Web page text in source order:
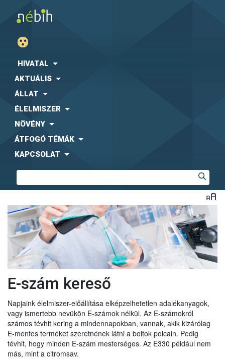
HIVATAL
AKTUÁLIS
ÁLLAT
ÉLELMISZER
NÖVÉNY
ÁTFOGÓ TÉMÁK
KAPCSOLAT
E-szám kereső
Napjaink élelmiszer-előállítása elképzelhetetlen adalékanyagok,
vagy ismertebb nevükön E-számok nélkül. Az E-számokról
számos tévhit kering a mindennapokban, vannak, akik kizárólag
E-mentes terméket szeretnének látni a boltok polcain. Pedig
tévhit, hogy minden E-szám mesterséges. Az E330 például nem
más, mint a citromsav.